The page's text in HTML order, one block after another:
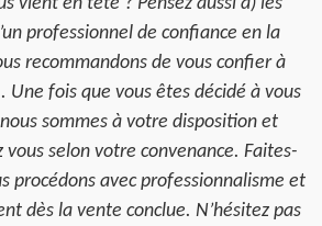
professionnel de confiance en la
recommandons de vous confier à
Une fois que vous êtes décidé à vous
sommes à votre disposition et
vous selon votre convenance. Faites-
procédons avec professionnalisme et
dès la vente conclue. N’hésitez pas